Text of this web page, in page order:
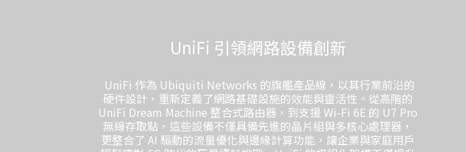
UniFi 引領網路設備創新
UniFi 作為 Ubiquiti Networks 的旗艦產品線，以其行業前沿的
硬件設計，重新定義了網路基礎設施的效能與靈活性。從高階的
UniFi Dream Machine 整合式路由器，到支援 Wi-Fi 6E 的 U7 Pro
無線存取點，這些設備不僅具備先進的晶片組與多核心處理器，
更整合了 AI 驅動的流量優化與邊緣計算功能，讓企業與家庭用戶